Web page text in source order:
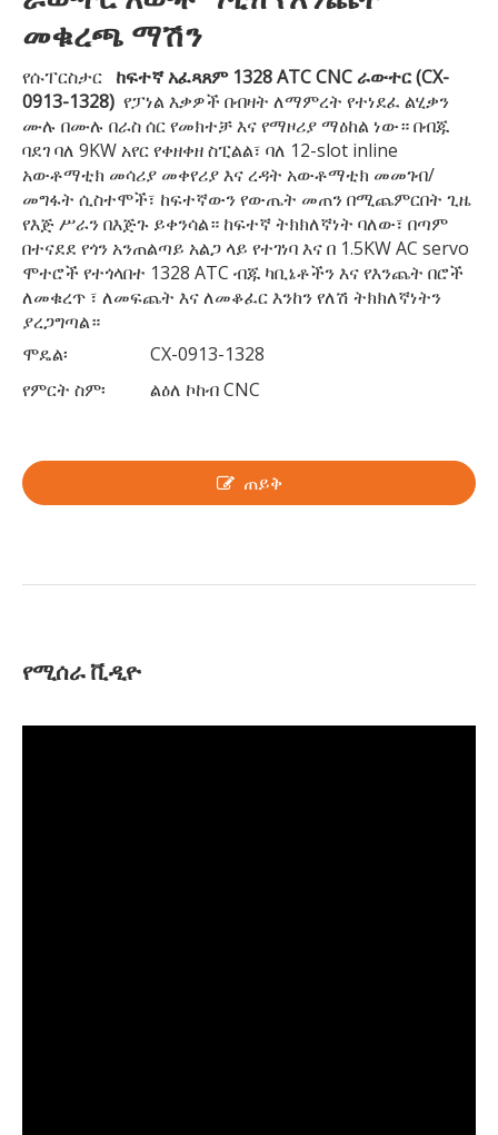
መቁረጫ ማሽን
የሱፐርስታር ከፍተኛ አፈጻጸም 1328 ATC CNC ራውተር (CX-
0913-1328) የፓነል እቃዎች በብዛት ለማምረት የተነደፈ ልሂቃን
ሙሉ በሙሉ በራስ ሰር የመክተቻ እና የማዞሪያ ማዕከል ነው። በብጁ
ባደገ ባለ 9KW አየር የቀዘቀዘ ስፒልል፣ ባለ 12-slot inline
አውቶማቲክ መሳሪያ መቀየሪያ እና ረዳት አውቶማቲክ መመገብ/
መግፋት ሲስተሞች፣ ከፍተኛውን የውጤት መጠን በሚጨምርበት ጊዜ
የእጅ ሥራን በእጅጉ ይቀንሳል። ከፍተኛ ትክክለኛነት ባለው፣ በጣም
በተናደደ የጎን አንጠልጣይ አልጋ ላይ የተገነባ እና በ 1.5KW AC servo
ሞተሮች የተጎላበተ 1328 ATC ብጁ ካቢኔቶችን እና የእንጨት በሮች
ለመቁረጥ ፣ ለመፍጨት እና ለመቆፈር እንከን የለሽ ትክክለኛነትን
ያረጋግጣል።
ሞዴል፡
CX-0913-1328
የምርት ስም፡
ልዕለ ኮከብ CNC
ጠይቅ
የሚሰራ ቪዲዮ